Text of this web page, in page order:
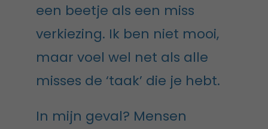
een beetje als een miss
verkiezing. Ik ben niet mooi,
maar voel wel net als alle
misses de ‘taak’ die je hebt.
In mijn geval? Mensen